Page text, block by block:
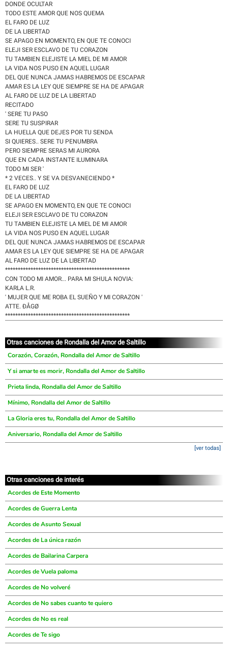
DONDE OCULTAR
TODO ESTE AMOR QUE NOS QUEMA
EL FARO DE LUZ
DE LA LIBERTAD
SE APAGO EN MOMENTO, EN QUE TE CONOCI
ELEJI SER ESCLAVO DE TU CORAZON
TU TAMBIEN ELEJISTE LA MIEL DE MI AMOR
LA VIDA NOS PUSO EN AQUEL LUGAR
DEL QUE NUNCA JAMAS HABREMOS DE ESCAPAR
AMAR ES LA LEY QUE SIEMPRE SE HA DE APAGAR
AL FARO DE LUZ DE LA LIBERTAD
RECITADO
' SERE TU PASO
SERE TU SUSPIRAR
LA HUELLA QUE DEJES POR TU SENDA
SI QUIERES.. SERE TU PENUMBRA
PERO SIEMPRE SERAS MI AURORA
QUE EN CADA INSTANTE ILUMINARA
TODO MI SER '
* 2 VECES.. Y SE VA DESVANECIENDO *
EL FARO DE LUZ
DE LA LIBERTAD
SE APAGO EN MOMENTO, EN QUE TE CONOCI
ELEJI SER ESCLAVO DE TU CORAZON
TU TAMBIEN ELEJISTE LA MIEL DE MI AMOR
LA VIDA NOS PUSO EN AQUEL LUGAR
DEL QUE NUNCA JAMAS HABREMOS DE ESCAPAR
AMAR ES LA LEY QUE SIEMPRE SE HA DE APAGAR
AL FARO DE LUZ DE LA LIBERTAD
*************************************************
CON TODO MI AMOR... PARA MI SHULA NOVIA:
KARLA L.R.
' MUJER QUE ME ROBA EL SUEÑO Y MI CORAZON '
ATTE. ÐÅGØ
*************************************************
Otras canciones de Rondalla del Amor de Saltillo
Corazón, Corazón, Rondalla del Amor de Saltillo
Y si amarte es morir, Rondalla del Amor de Saltillo
Prieta linda, Rondalla del Amor de Saltillo
Mínimo, Rondalla del Amor de Saltillo
La Gloria eres tu, Rondalla del Amor de Saltillo
Aniversario, Rondalla del Amor de Saltillo
[ver todas]
Otras canciones de interés
Acordes de Este Momento
Acordes de Guerra Lenta
Acordes de Asunto Sexual
Acordes de La única razón
Acordes de Bailarina Carpera
Acordes de Vuela paloma
Acordes de No volveré
Acordes de No sabes cuanto te quiero
Acordes de No es real
Acordes de Te sigo